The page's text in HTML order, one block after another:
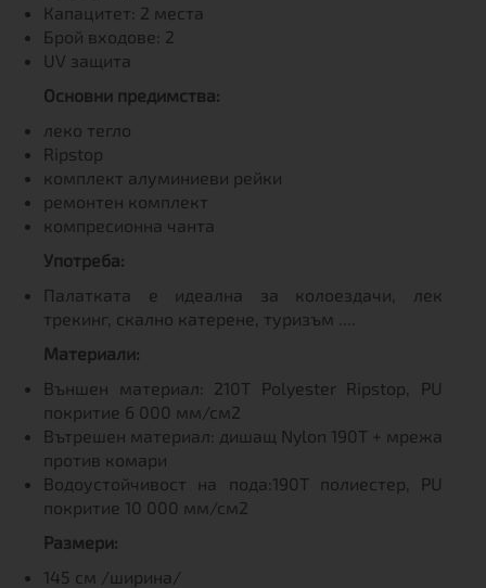
Капацитет: 2 места
Брой входове: 2
UV защита
Основни предимства:
леко тегло
Ripstop
комплект алуминиеви рейки
ремонтен комплект
компресионна чанта
Употреба:
Палатката е идеална за колоездачи, лек
трекинг, скално катерене, туризъм ....
Материали:
Външен материал: 210T Polyester Ripstop, PU
покритие 6 000 мм/см2
Вътрешен материал: дишащ Nylon 190T + мрежа
против комари
Водоустойчивост на пода:190T полиестер, PU
покритие 10 000 мм/см2
Размери:
145 см /ширина/